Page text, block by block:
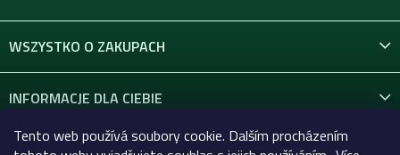
Tento web používá soubory cookie. Dalším procházením
WSZYSTKO O ZAKUPACH
INFORMACJE DLA CIEBIE
KONTAKT